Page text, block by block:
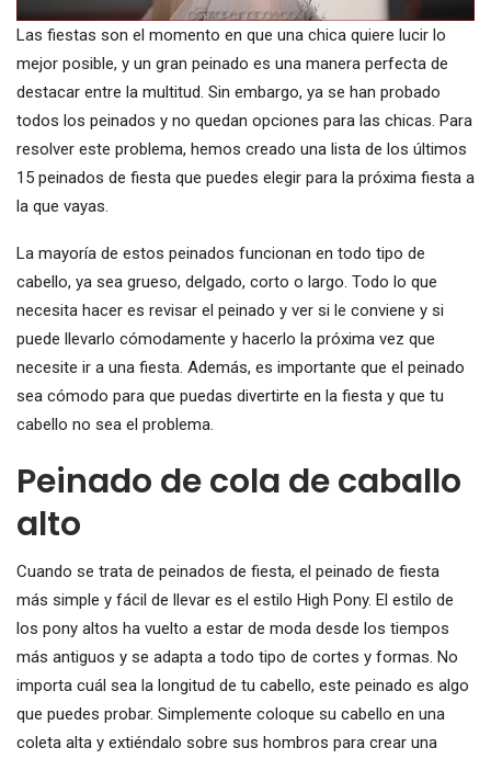
Las fiestas son el momento en que una chica quiere lucir lo
mejor posible, y un gran peinado es una manera perfecta de
destacar entre la multitud. Sin embargo, ya se han probado
todos los peinados y no quedan opciones para las chicas. Para
resolver este problema, hemos creado una lista de los últimos
15 peinados de fiesta que puedes elegir para la próxima fiesta a
la que vayas.
La mayoría de estos peinados funcionan en todo tipo de
cabello, ya sea grueso, delgado, corto o largo. Todo lo que
necesita hacer es revisar el peinado y ver si le conviene y si
puede llevarlo cómodamente y hacerlo la próxima vez que
necesite ir a una fiesta. Además, es importante que el peinado
sea cómodo para que puedas divertirte en la fiesta y que tu
cabello no sea el problema.
Peinado de cola de caballo
alto
Cuando se trata de peinados de fiesta, el peinado de fiesta
más simple y fácil de llevar es el estilo High Pony. El estilo de
los pony altos ha vuelto a estar de moda desde los tiempos
más antiguos y se adapta a todo tipo de cortes y formas. No
importa cuál sea la longitud de tu cabello, este peinado es algo
que puedes probar. Simplemente coloque su cabello en una
coleta alta y extiéndalo sobre sus hombros para crear una